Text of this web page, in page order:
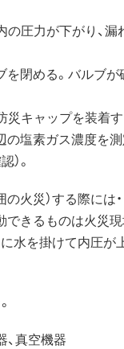
の圧力が下がり、
を閉める。バルブ
災キャップを装着す
の塩素ガス濃度を
）。
火災）する際には・
できるものは火災現
水を掛けて内圧が
、真空機器